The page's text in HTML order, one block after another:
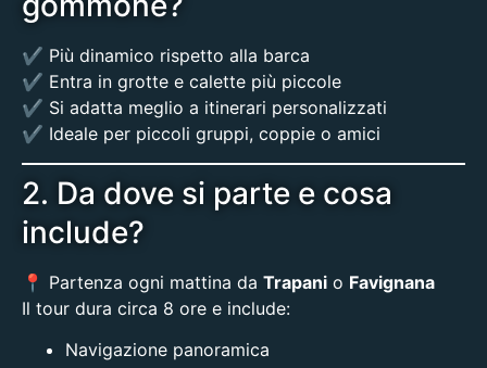
✔️ Più dinamico rispetto alla barca
✔️ Entra in grotte e calette più piccole
✔️ Si adatta meglio a itinerari personalizzati
✔️ Ideale per piccoli gruppi, coppie o amici
2. Da dove si parte e cosa
include?
📍 Partenza ogni mattina da Trapani o Favignana
Il tour dura circa 8 ore e include:
Navigazione panoramica